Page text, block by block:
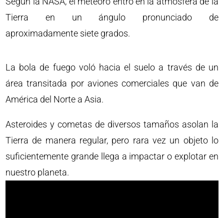
Tierra en un ángulo pronunciado de
aproximadamente siete grados.
La bola de fuego voló hacia el suelo a través de un
área transitada por aviones comerciales que van de
América del Norte a Asia.
Asteroides y cometas de diversos tamaños asolan la
Tierra de manera regular, pero rara vez un objeto lo
suficientemente grande llega a impactar o explotar en
nuestro planeta.